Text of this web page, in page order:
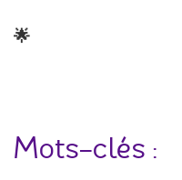
🌟
Mots-clés :